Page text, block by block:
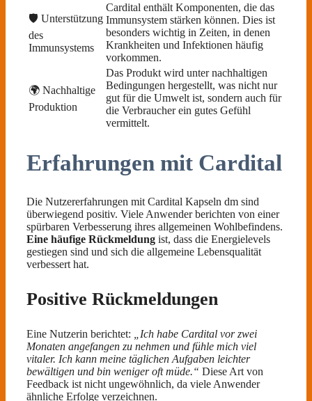
🛡️ Unterstützung
des
Immunsystems
Cardital enthält Komponenten, die das
Immunsystem stärken können. Dies ist
besonders wichtig in Zeiten, in denen
Krankheiten und Infektionen häufig
vorkommen.
🌍 Nachhaltige
Produktion
Das Produkt wird unter nachhaltigen
Bedingungen hergestellt, was nicht nur
gut für die Umwelt ist, sondern auch für
die Verbraucher ein gutes Gefühl
vermittelt.
Erfahrungen mit Cardital
Die Nutzererfahrungen mit Cardital Kapseln dm sind
überwiegend positiv. Viele Anwender berichten von einer
spürbaren Verbesserung ihres allgemeinen Wohlbefindens.
Eine häufige Rückmeldung ist, dass die Energielevels
gestiegen sind und sich die allgemeine Lebensqualität
verbessert hat.
Positive Rückmeldungen
Eine Nutzerin berichtet:
„Ich habe Cardital vor zwei
Monaten angefangen zu nehmen und fühle mich viel
vitaler. Ich kann meine täglichen Aufgaben leichter
bewältigen und bin weniger oft müde.“ Diese Art von
Feedback ist nicht ungewöhnlich, da viele Anwender
ähnliche Erfolge verzeichnen.